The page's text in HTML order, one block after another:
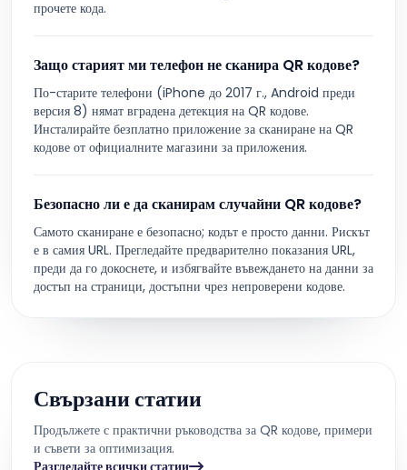
прочете кода.
Защо старият ми телефон не сканира QR кодове?
По-старите телефони (iPhone до 2017 г., Android преди
версия 8) нямат вградена детекция на QR кодове.
Инсталирайте безплатно приложение за сканиране на QR
кодове от официалните магазини за приложения.
Безопасно ли е да сканирам случайни QR кодове?
Самото сканиране е безопасно; кодът е просто данни. Рискът
е в самия URL. Прегледайте предварително показания URL,
преди да го докоснете, и избягвайте въвеждането на данни за
достъп на страници, достъпни чрез непроверени кодове.
Свързани статии
Продължете с практични ръководства за QR кодове, примери
и съвети за оптимизация.